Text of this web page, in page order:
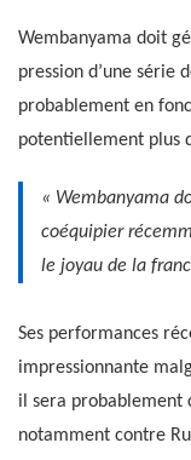
Wembanyama doit
pression d’une série
probablement en
potentiellement plus
« Wembanyama
coéquipier
le joyau de la
Ses performances
impressionnante
il sera probablement
notamment contre